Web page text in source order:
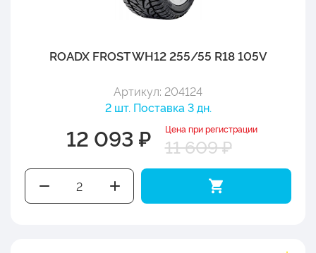
ROADX FROST WH12 255/55 R18 105V
Артикул: 204124
2 шт. Поставка 3 дн.
12 093 ₽ Цена при регистрации
11 609 ₽